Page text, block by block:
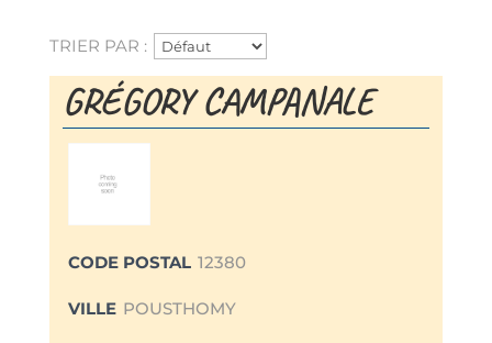
TRIER PAR :
GRÉGORY CAMPANALE
CODE POSTAL 12380
VILLE POUSTHOMY